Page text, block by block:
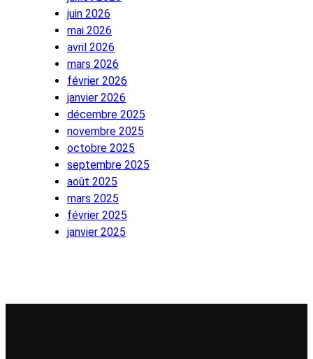
juin 2026
mai 2026
avril 2026
mars 2026
février 2026
janvier 2026
décembre 2025
novembre 2025
octobre 2025
septembre 2025
août 2025
mars 2025
février 2025
janvier 2025